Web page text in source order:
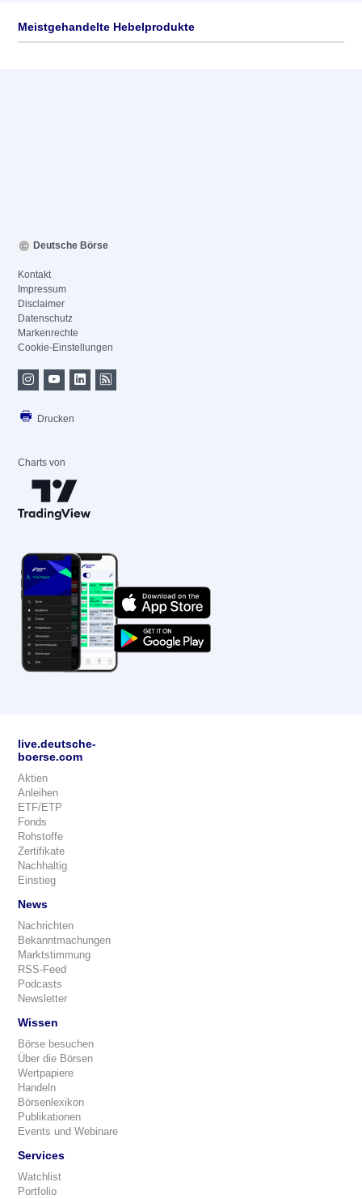
Meistgehandelte Hebelprodukte
Deutsche Börse
Kontakt
Impressum
Disclaimer
Datenschutz
Markenrechte
Cookie-Einstellungen
Drucken
Charts von
live.deutsche-
boerse.com
Aktien
Anleihen
ETF/ETP
Fonds
Rohstoffe
Zertifikate
Nachhaltig
Einstieg
News
Nachrichten
Bekanntmachungen
Marktstimmung
RSS-Feed
Podcasts
Newsletter
Wissen
Börse besuchen
Über die Börsen
Wertpapiere
Handeln
Börsenlexikon
Publikationen
Events und Webinare
Services
Watchlist
Portfolio